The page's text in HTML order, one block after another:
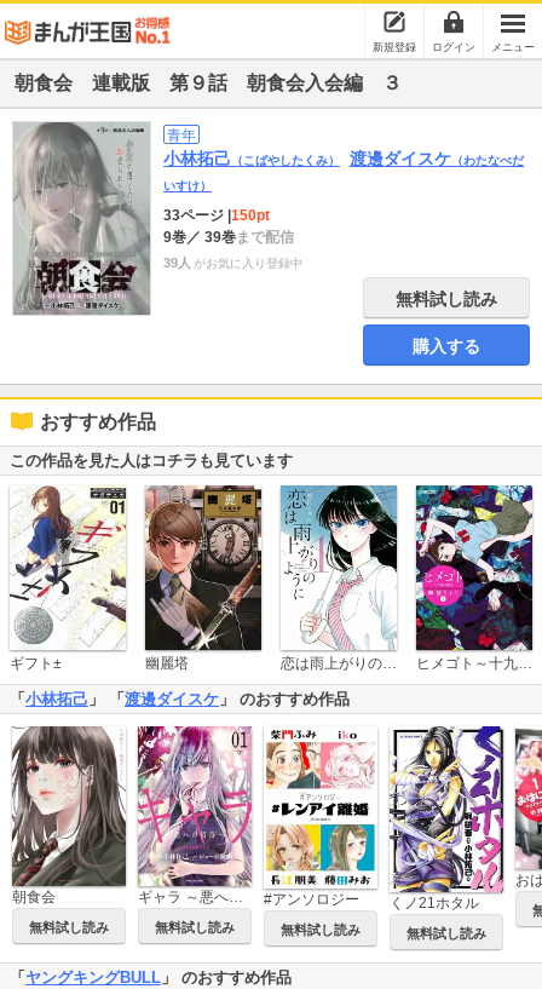
新規登録 ログイン メニュー
朝食会 連載版 第９話 朝食会入会編 ３
青年
小林拓己 （こばやしたくみ） 渡邊ダイスケ （わたなべだ
いすけ）
33ページ 150pt
9巻／ 39巻まで配信
39人 がお気に入り登録中
無料試し読み
購入する
おすすめ作品
この作品を見た人はコチラも見ています
ギフト± 幽麗塔 恋は雨上がりのように ヒメゴト～十九歳の制服～
「 小林拓己 」 「 渡邊ダイスケ 」 のおすすめ作品
朝食会
無料試し読み
ギャラ ～悪への招待～
無料試し読み
#アンソロジー
無料試し読み
くノ21ホタル
無料試し読み
「 ヤングキングBULL 」 のおすすめ作品